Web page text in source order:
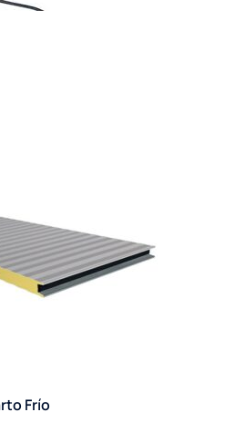
Frío